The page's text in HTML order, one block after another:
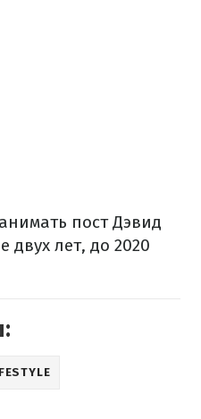
пост Дэвид
двух лет, до 2020